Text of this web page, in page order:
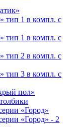
тип 1 в компл. с
тип 1 в компл. с
тип 2 в компл. с
тип 3 в компл. с
пол»
«Город»
«Город» - 2